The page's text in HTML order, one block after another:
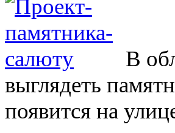
В
выглядеть
появится на